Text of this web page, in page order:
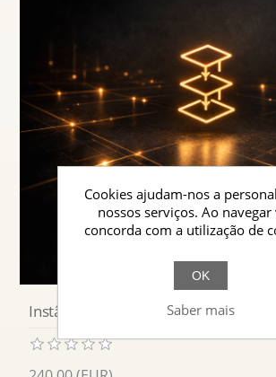
Instâncias de Aprendizagem & Cursos
Cookies ajudam-nos a
nossos serviços. Ao navegar
concorda com a utilização de
OK
Saber mais